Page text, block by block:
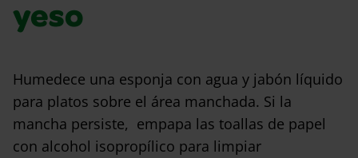
yeso
Humedece una esponja con agua y jabón líquido
para platos sobre el área manchada. Si la
mancha persiste, empapa las toallas de papel
con alcohol isopropílico para limpiar